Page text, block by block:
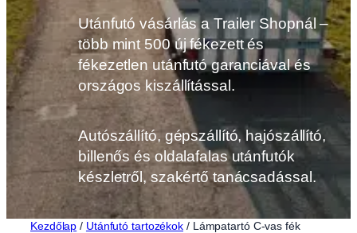
Utánfutó vásárlás a Trailer Shopnál –
több mint 500 új fékezett és
fékezetlen utánfutó garanciával és
országos kiszállítással.
Autószállító, gépszállító, hajószállító,
billenős és oldalafalas utánfutók
készletről, szakértő tanácsadással.
Kezdőlap / Utánfutó tartozékok / Lámpatartó C-vas fék